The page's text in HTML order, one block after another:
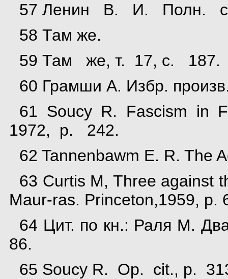
57 Ленин В. И. Полн.
58 Там же.
59 Там же, т. 17, с. 187.
60 Грамши А. Избр.
61 Soucy R. Fascism in
1972, p. 242.
62 Tannenbawm E. R.
63 Curtis M, Three against
Maur-ras. Princeton,1959, p.
64 Цит. по кн.: Раля М.
86.
65 Soucy R. Op. cit., p.